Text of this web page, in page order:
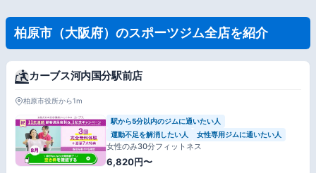
柏原市（大阪府）のスポーツジム全店を紹介
カーブス河内国分駅前店
柏原市役所から1m
駅から5分以内のジムに通いたい人
運動不足を解消したい人
女性専用ジムに通いたい人
女性のみ30分フィットネス
6,820円〜